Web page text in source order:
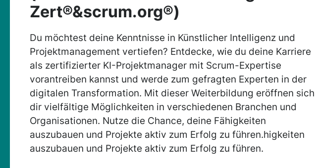
Zert®&scrum.org®)
Du möchtest deine Kenntnisse in Künstlicher Intelligenz und
Projektmanagement vertiefen? Entdecke, wie du deine Karriere
als zertifizierter KI-Projektmanager mit Scrum-Expertise
vorantreiben kannst und werde zum gefragten Experten in der
digitalen Transformation. Mit dieser Weiterbildung eröffnen sich
dir vielfältige Möglichkeiten in verschiedenen Branchen und
Organisationen. Nutze die Chance, deine Fähigkeiten
auszubauen und Projekte aktiv zum Erfolg zu führen.higkeiten
auszubauen und Projekte aktiv zum Erfolg zu führen.